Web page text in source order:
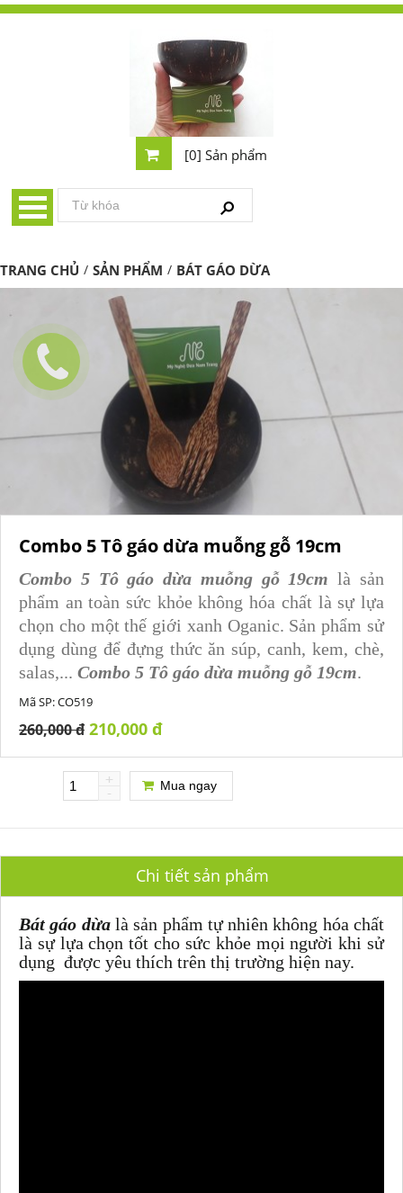
[0] Sản phẩm
TRANG CHỦ / SẢN PHẨM / BÁT GÁO DỪA
Combo 5 Tô gáo dừa muỗng gỗ 19cm
Combo 5 Tô gáo dừa muỗng gỗ 19cm là sản
phẩm an toàn sức khỏe không hóa chất là sự lựa
chọn cho một thế giới xanh Oganic. Sản phẩm sử
dụng dùng để đựng thức ăn súp, canh, kem, chè,
salas,... Combo 5 Tô gáo dừa muỗng gỗ 19cm.
Mã SP:CO519
260,000 đ 210,000 đ
-
+ Mua ngay
Chi tiết sản phẩm
Bát gáo dừalà sản phẩm tự nhiên không hóa chất
là sự lựa chọn tốt cho sức khỏe mọi người khi sử
dụng được yêu thích trên thị trường hiện nay.